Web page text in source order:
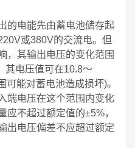
的电能先由蓄电池储存起
或380V的交流电。但
，其输出电压的变化范围
其电压值可在10.8～
可能对蓄电池造成损坏)。
端电压在这个范围内变化
应不超过额定值的±5%，
出电压偏差不应超过额定